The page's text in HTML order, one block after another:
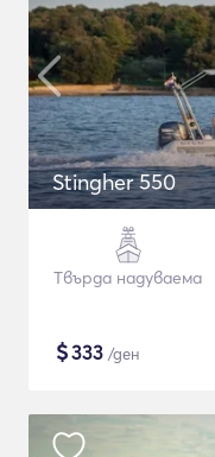
Stingher 550
Твърда надуваема
$333 /ден